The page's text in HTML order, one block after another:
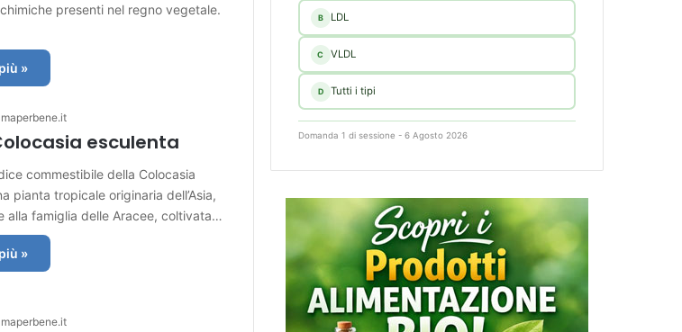
presenti nel regno vegetale.
»
esculenta
commestibile della Colocasia
pianta tropicale originaria dell’Asia,
alla famiglia delle Aracee, coltivata…
»
B LDL
C VLDL
D Tutti i tipi
Domanda 1 di sessione - 6 Agosto 2026